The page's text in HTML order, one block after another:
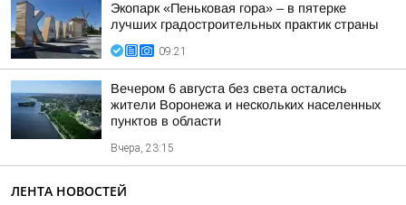
Экопарк «Пеньковая гора» – в пятерке
лучших градостроительных практик страны
09:21
Вечером 6 августа без света остались
жители Воронежа и нескольких населенных
пунктов в области
Вчера, 23:15
ЛЕНТА НОВОСТЕЙ